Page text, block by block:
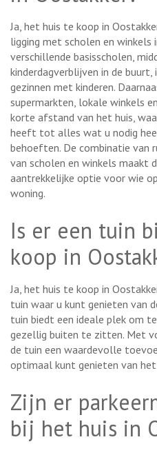
Ja, het huis te koop in
ligging met scholen en winkels
verschillende basisscholen,
kinderdagverblijven in de
gezinnen met kinderen.
supermarkten, lokale winkels
korte afstand van het huis,
heeft tot alles wat u nodig
behoeften. De combinatie van
van scholen en winkels maakt
aantrekkelijke optie voor wie
woning.
Is er een tuin
koop in
Ja, het huis te koop in
tuin waar u kunt genieten van
tuin biedt een ideale plek om
gezellig buiten te zitten. Met
de tuin een waardevolle
optimaal kunt genieten van
Zijn er
bij het huis in